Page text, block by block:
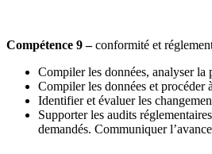
Compétence 9 –conformité et
Compiler les données, analyser la
Compiler les données et procéder
Identifier et évaluer les
Supporter les audits
demandés. Communiquer